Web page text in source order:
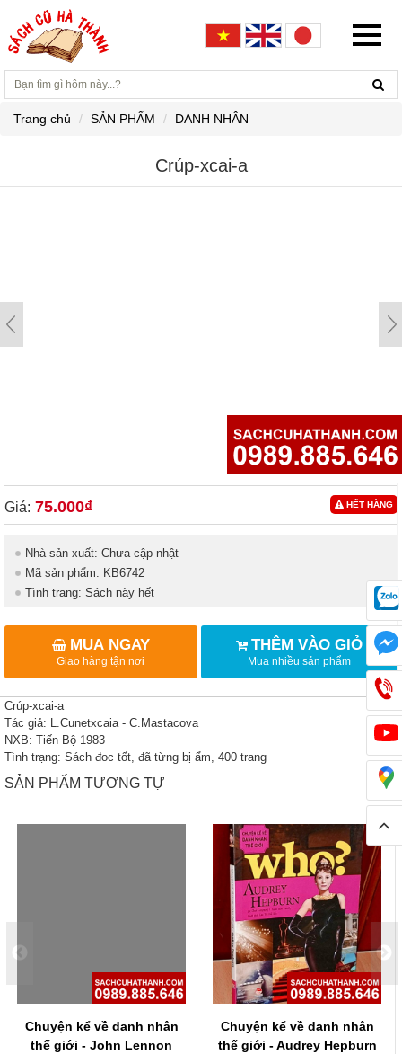
Trang chủ SẢN PHẨM DANH NHÂN
Crúp-xcai-a
HẾT HÀNG
Giá: 75.000₫
Nhà sản xuất: Chưa cập nhật
Mã sản phẩm: KB6742
Tình trạng: Sách này hết
MUA NGAY
Giao hàng tận nơi
THÊM VÀO GIỎ
Mua nhiều sản phẩm
Crúp-xcai-a
Tác giả: L.Cunetxcaia - C.Mastacova
NXB: Tiến Bộ 1983
Tình trạng: Sách đoc tốt, đã từng bị ẩm, 400 trang
SẢN PHẨM TƯƠNG TỰ
Chuyện kể về danh nhân
thế giới - John Lennon
Chuyện kể về danh nhân
thế giới - Audrey Hepburn